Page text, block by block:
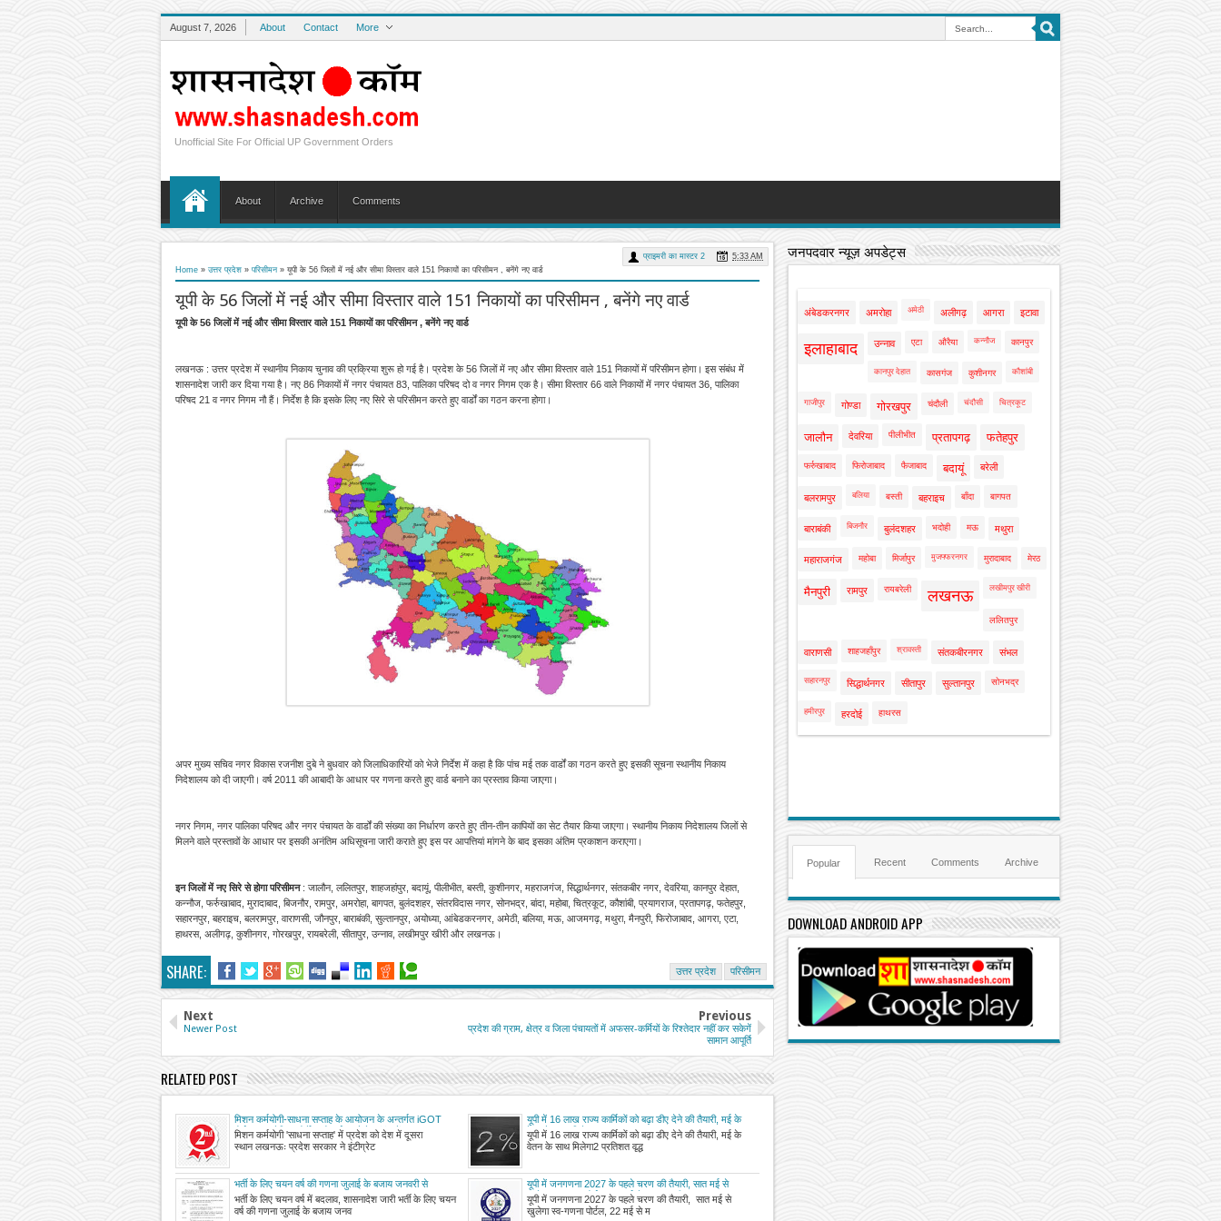
August 7, 2026 About Contact More
Unofficial Site For Official UP Government Orders
About Archive Comments
Home » उत्तर प्रदेश » परिसीमन» यूपी के 56 जिलों में नई और सीमा विस्तार वाले 151 निकायों का परिसीमन , बनेंगे नए वार्ड
यूपी के 56 जिलों में नई और सीमा विस्तार वाले 151 निकायों का परिसीमन , बनेंगे नए वार्ड
प्राइमरी का मास्टर 2 5:33 AM
उत्तर प्रदेश परिसीमन
यूपी के 56 जिलों में नई और सीमा विस्तार वाले 151 निकायों का परिसीमन , बनेंगे नए वार्ड
लखनऊ : उत्तर प्रदेश में स्थानीय निकाय चुनाव की प्रक्रिया शुरू हो गई है। प्रदेश के 56 जिलों में नए और सीमा विस्तार वाले 151 निकायों में परिसीमन होगा। इस संबंध में
शासनादेश जारी कर दिया गया है। नए 86 निकायों में नगर पंचायत 83, पालिका परिषद दो व नगर निगम एक है। सीमा विस्तार 66 वाले निकायों में नगर पंचायत 36, पालिका
परिषद 21 व नगर निगम नौ हैं। निर्देश है कि इसके लिए नए सिरे से परिसीमन करते हुए वार्डों का गठन करना होगा।
अपर मुख्य सचिव नगर विकास रजनीश दुबे ने बुधवार को जिलाधिकारियों को भेजे निर्देश में कहा है कि पांच मई तक वार्डों का गठन करते हुए इसकी सूचना स्थानीय निकाय
निदेशालय को दी जाएगी। वर्ष 2011 की आबादी के आधार पर गणना करते हुए वार्ड बनाने का प्रस्ताव किया जाएगा।
नगर निगम, नगर पालिका परिषद और नगर पंचायत के वार्डों की संख्या का निर्धारण करते हुए तीन-तीन कापियों का सेट तैयार किया जाएगा। स्थानीय निकाय निदेशालय जिलों से
मिलने वाले प्रस्तावों के आधार पर इसकी अनंतिम अधिसूचना जारी कराते हुए इस पर आपत्तियां मांगने के बाद इसका अंतिम प्रकाशन कराएगा।
इन जिलों में नए सिरे से होगा परिसीमन: जालौन, ललितपुर, शाहजहांपुर, बदायूं, पीलीभीत, बस्ती, कुशीनगर, महराजगंज, सिद्धार्थनगर, संतकबीर नगर, देवरिया, कानपुर देहात,
कन्नौज, फर्रुखाबाद, मुरादाबाद, बिजनौर, रामपुर, अमरोहा, बागपत, बुलंदशहर, संतरविदास नगर, सोनभद्र, बांदा, महोबा, चित्रकूट, कौशांबी, प्रयागराज, प्रतापगढ़, फतेहपुर,
सहारनपुर, बहराइच, बलरामपुर, वाराणसी, जौनपुर, बाराबंकी, सुल्तानपुर, अयोध्या, आंबेडकरनगर, अमेठी, बलिया, मऊ, आजमगढ़, मथुरा, मैनपुरी, फिरोजाबाद, आगरा, एटा,
हाथरस, अलीगढ़, कुशीनगर, गोरखपुर, रायबरेली, सीतापुर, उन्नाव, लखीमपुर खीरी और लखनऊ।
SHARE:
Next
Newer Post
Previous
प्रदेश की ग्राम, क्षेत्र व जिला पंचायतों में अफसर-कर्मियों के रिश्तेदार नहीं कर सकेगें
सामान आपूर्ति
RELATED POST
मिशन कर्मयोगी-साधना सप्ताह के आयोजन के अन्तर्गत iGOT
पोर्टल पर अपेक्षित कोर्सेस को पूर्ण करने के संबंध में
मिशन कर्मयोगी 'साधना सप्ताह' में प्रदेश को देश में दूसरा
स्थान लखनऊः प्रदेश सरकार ने इंटीग्रेट
यूपी में 16 लाख राज्य कार्मिकों को बढ़ा डीए देने की तैयारी, मई के
वेतन के साथ मिलेगा
यूपी में 16 लाख राज्य कार्मिकों को बढ़ा डीए देने की तैयारी, मई के
वेतन के साथ मिलेगा2 प्रतिशत वृद्ध
भर्ती के लिए चयन वर्ष की गणना जुलाई के बजाय जनवरी से
भर्ती के लिए चयन वर्ष में बदलाव, शासनादेश जारी भर्ती के लिए चयन
वर्ष की गणना जुलाई के बजाय जनव
यूपी में जनगणना 2027 के पहले चरण की तैयारी, सात मई से
खुलेगा स्व-गणना पोर्टल, 22 मई से मकान सूचीकरण शुरू
यूपी में जनगणना 2027 के पहले चरण की तैयारी, सात मई से
खुलेगा स्व-गणना पोर्टल, 22 मई से म
जनपदवार न्यूज़ अपडेट्स
अंबेडकरनगर अमरोहा अमेठी अलीगढ़ आगरा इटावा
इलाहाबाद उन्नाव एटा औरैया कन्नौज कानपुर
कानपुर देहात कासगंज कुशीनगर कौशांबी
गाजीपुर गोण्डा गोरखपुर चंदौली चंदौसी चित्रकूट
जालौन देवरिया पीलीभीत प्रतापगढ़ फतेहपुर
फर्रुखाबाद फिरोजाबाद फैजाबाद बदायूं बरेली
बलरामपुर बलिया बस्ती बहराइच बाँदा बागपत
बाराबंकी बिजनौर बुलंदशहर भदोही मऊ मथुरा
महाराजगंज महोबा मिर्जापुर मुजफ्फरनगर मुरादाबाद मेरठ
मैनपुरी रामपुर रायबरेली लखनऊ लखीमपुर खीरी
ललितपुर
वाराणसी शाहजहाँपुर श्रावस्ती संतकबीरनगर संभल
सहारनपुर सिद्धार्थनगर सीतापुर सुल्तानपुर सोनभद्र
हमीरपुर हरदोई हाथरस
Popular Recent Comments Archive
DOWNLOAD ANDROID APP